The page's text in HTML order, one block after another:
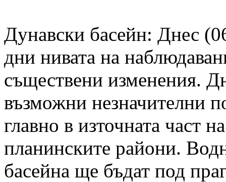
Дунавски басейн: Днес
дни нивата на
съществени изменения.
възможни незначителни
главно в източната част
планинските райони.
басейна ще бъдат под